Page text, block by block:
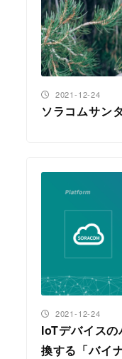
ソラコムサン
投稿日
2021-12-24
IoTデバイス
換する「バイ
投稿日
2021-12-24